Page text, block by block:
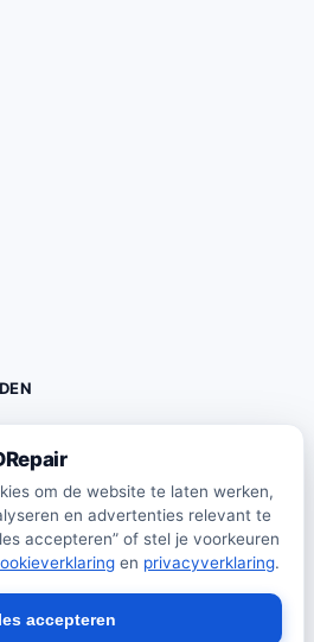
om de website te laten werken,
en advertenties relevant te
accepteren” of stel je voorkeuren
en privacyverklaring.
accepteren